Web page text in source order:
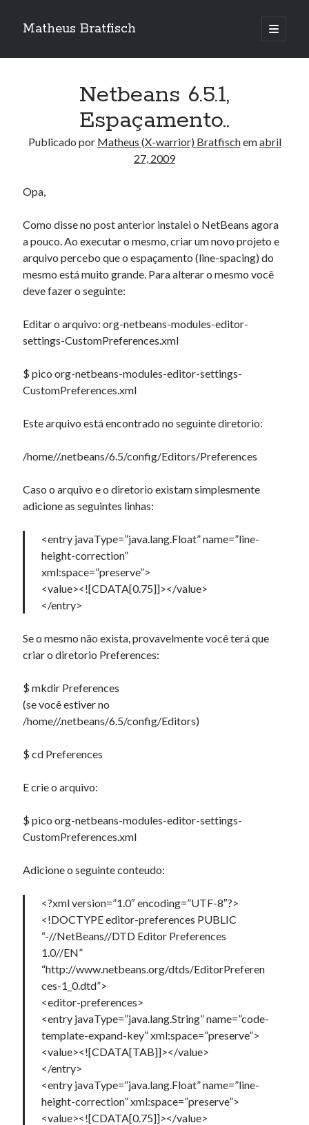
Matheus Bratfisch
abrir
o
Barra
abril 2009
S D
13 14 15 16 17 18 19
20
27 28 29 30
Artigos Recentes
Ubuntu 12.04 – Configurando Samba (3.6.3)
Projetos – Git Hub
Programando atmega8u2 no Arduino Uno utilizando USB Asp
Erro no banco de dados do WordPress:[Table
'mb_comments' is marked as crashed and should be
SELECT COUNT(*) FROM mb_comments JOIN mb_posts
ON mb_posts.ID = mb_comments.comment_post_ID
WHERE ( comment_approved = '1' ) AND
comment_post_ID = 1045 AND comment_parent = 0
AND ( mb_comments.comment_date_gmt < '2026-08-
Jeremytwelp
UFSC
kasyno onlineemEnfim, publicando informações…
kasino ilman verkkopankkitunnuksia
Netbeans 6.5.1,
Espaçamento..
Publicado por Matheus (X-warrior) Bratfischemabril
27, 2009
Opa,
Como disse no post anterior instalei o NetBeans agora
a pouco. Ao executar o mesmo, criar um novo projeto e
arquivo percebo que o espaçamento (line-spacing) do
mesmo está muito grande. Para alterar o mesmo você
deve fazer o seguinte:
Editar o arquivo: org-netbeans-modules-editor-
settings-CustomPreferences.xml
$ pico org-netbeans-modules-editor-settings-
CustomPreferences.xml
Este arquivo está encontrado no seguinte diretorio:
/home//.netbeans/6.5/config/Editors/Preferences
Caso o arquivo e o diretorio existam simplesmente
adicione as seguintes linhas:
<entry javaType=”java.lang.Float” name=”line-
height-correction”
xml:space=”preserve”>
<value><![CDATA[0.75]]></value>
</entry>
Se o mesmo não exista, provavelmente você terá que
criar o diretorio Preferences:
$ mkdir Preferences
(se você estiver no
/home//.netbeans/6.5/config/Editors)
$ cd Preferences
E crie o arquivo:
$ pico org-netbeans-modules-editor-settings-
CustomPreferences.xml
Adicione o seguinte conteudo:
<?xml version=”1.0″ encoding=”UTF-8″?>
<!DOCTYPE editor-preferences PUBLIC
“-//NetBeans//DTD Editor Preferences
1.0//EN”
“http://www.netbeans.org/dtds/EditorPreferen
ces-1_0.dtd”>
<editor-preferences>
<entry javaType=”java.lang.String” name=”code-
template-expand-key” xml:space=”preserve”>
<value><![CDATA[TAB]]></value>
</entry>
<entry javaType=”java.lang.Float” name=”line-
height-correction” xml:space=”preserve”>
<value><![CDATA[0.75]]></value>